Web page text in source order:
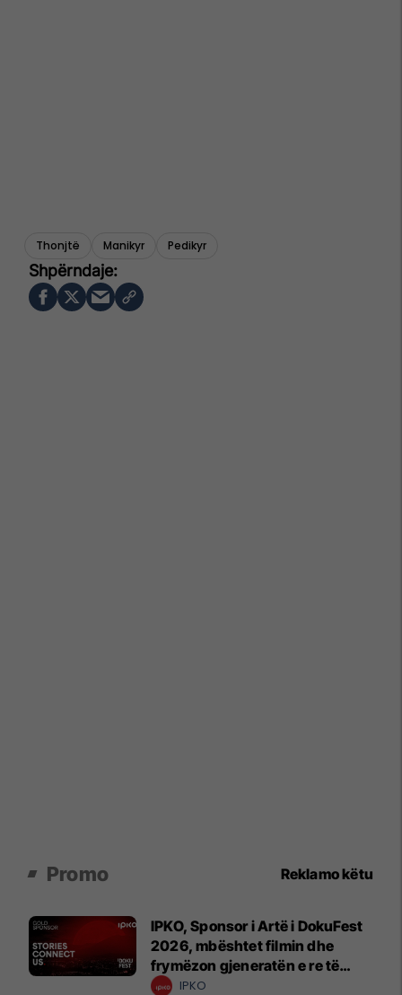
Thonjtë Manikyr Pedikyr
Promo Reklamo këtu
IPKO, Sponsor i Artë i DokuFest
2026, mbështet filmin dhe
frymëzon gjeneratën e re të
krijuesve
IPKO